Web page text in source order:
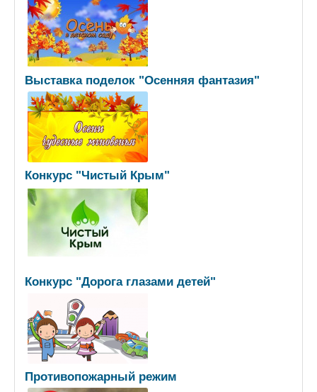
Выставка поделок "Осенняя фантазия"
Конкурс "Чистый Крым"
Конкурс "Дорога глазами детей"
Противопожарный режим